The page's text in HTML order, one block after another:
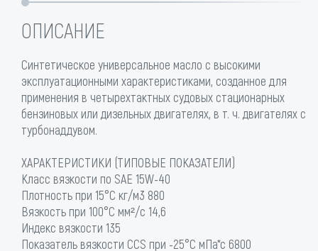
ОПИСАНИЕ
Синтетическое универсальное масло с высокими
эксплуатационными характеристиками, созданное для
применения в четырехтактных судовых стационарных
бензиновых или дизельных двигателях, в т. ч. двигателях с
турбонаддувом.
ХАРАКТЕРИСТИКИ (ТИПОВЫЕ ПОКАЗАТЕЛИ)
Класс вязкости по SAE 15W-40
Плотность при 15°C кг/м3 880
Вязкость при 100°C мм²/с 14,6
Индекс вязкости 135
Показатель вязкости CCS при -25°C мПа*с 6800